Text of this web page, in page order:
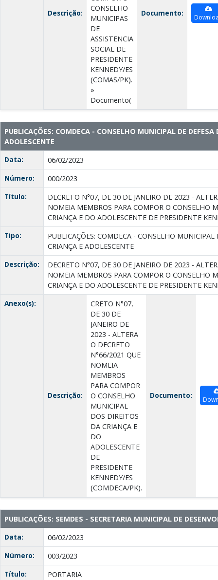
Descrição:
CONSELHO
MUNICIPAS
DE
ASSISTENCIA
SOCIAL DE
PRESIDENTE
KENNEDY/ES
(COMAS/PK).
»
Documento(
Documento:
PUBLICAÇÕES: COMDECA - CONSELHO MUNICIPAL DE
ADOLESCENTE
Data:
06/02/2023
Número:
000/2023
Título:
DECRETO N°07, DE 30 DE JANEIRO DE 2023 -
NOMEIA MEMBROS PARA COMPOR O CONSELHO
CRIANÇA E DO ADOLESCENTE DE PRESIDENTE
Tipo:
PUBLICAÇÕES: COMDECA - CONSELHO
CRIANÇA E ADOLESCENTE
Descrição:
DECRETO N°07, DE 30 DE JANEIRO DE 2023 -
NOMEIA MEMBROS PARA COMPOR O CONSELHO
CRIANÇA E DO ADOLESCENTE DE PRESIDENTE
Anexo(s):
Descrição:
CRETO N°07,
DE 30 DE
JANEIRO DE
2023 - ALTERA
O DECRETO
N°66/2021 QUE
NOMEIA
MEMBROS
PARA COMPOR
O CONSELHO
MUNICIPAL
DOS DIREITOS
DA CRIANÇA E
DO
ADOLESCENTE
DE
PRESIDENTE
KENNEDY/ES
(COMDECA/PK).
Documento:
PUBLICAÇÕES: SEMDES - SECRETARIA MUNICIPAL DE
Data:
06/02/2023
Número:
003/2023
Título:
PORTARIA